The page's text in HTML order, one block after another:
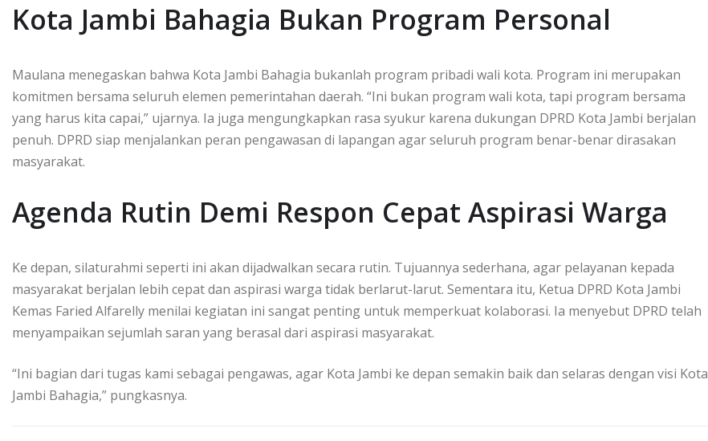
Kota Jambi Bahagia Bukan Program Personal
Maulana menegaskan bahwa Kota Jambi Bahagia bukanlah program pribadi wali kota. Program ini merupakan
komitmen bersama seluruh elemen pemerintahan daerah. “Ini bukan program wali kota, tapi program bersama
yang harus kita capai,” ujarnya. Ia juga mengungkapkan rasa syukur karena dukungan DPRD Kota Jambi berjalan
penuh. DPRD siap menjalankan peran pengawasan di lapangan agar seluruh program benar-benar dirasakan
masyarakat.
Agenda Rutin Demi Respon Cepat Aspirasi Warga
Ke depan, silaturahmi seperti ini akan dijadwalkan secara rutin. Tujuannya sederhana, agar pelayanan kepada
masyarakat berjalan lebih cepat dan aspirasi warga tidak berlarut-larut. Sementara itu, Ketua DPRD Kota Jambi
Kemas Faried Alfarelly menilai kegiatan ini sangat penting untuk memperkuat kolaborasi. Ia menyebut DPRD telah
menyampaikan sejumlah saran yang berasal dari aspirasi masyarakat.
“Ini bagian dari tugas kami sebagai pengawas, agar Kota Jambi ke depan semakin baik dan selaras dengan visi Kota
Jambi Bahagia,” pungkasnya.